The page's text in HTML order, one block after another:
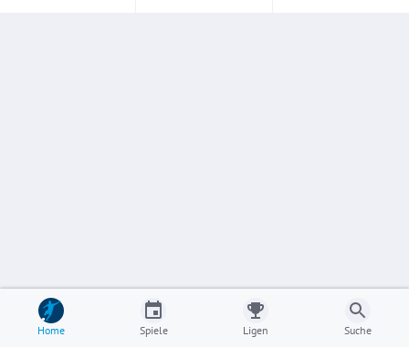
Home Spiele Ligen Suche